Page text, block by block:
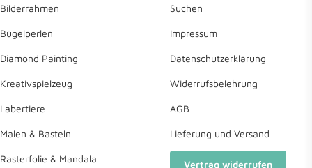
Bilderrahmen
Bügelperlen
Diamond Painting
Kreativspielzeug
Labertiere
Malen & Basteln
Rasterfolie & Mandala
Suchen
Impressum
Datenschutzerklärung
Widerrufsbelehrung
AGB
Lieferung und Versand
Vertrag widerrufen